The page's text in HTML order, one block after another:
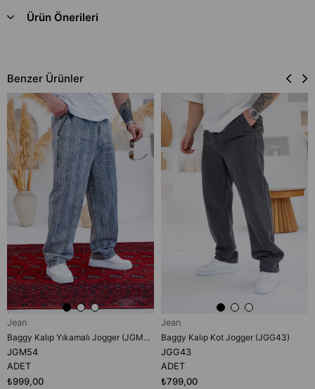
Ürün Önerileri
Benzer Ürünler
Jean
Baggy Kalıp Yıkamalı Jogger (JGM54)
JGM54
ADET
₺999,00
Jean
Baggy Kalıp Kot Jogger (JGG43)
JGG43
ADET
₺799,00